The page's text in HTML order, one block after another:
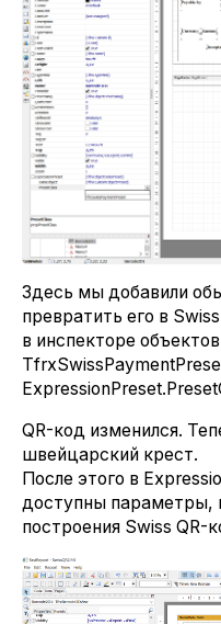
Здесь мы добавили
превратить его в
в инспекторе
QR-код изменился.
швейцарский крест.
После этого в
доступны параметры,
построения Swiss QR-